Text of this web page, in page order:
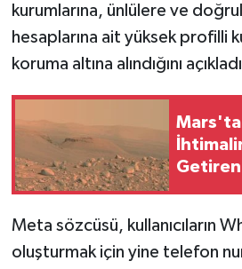
kurumlarına, ünlülere ve
hesaplarına ait yüksek profilli
koruma altına alındığını
Mars'ta
Meta sözcüsü, kullanıcıların
oluşturmak için yine telefon